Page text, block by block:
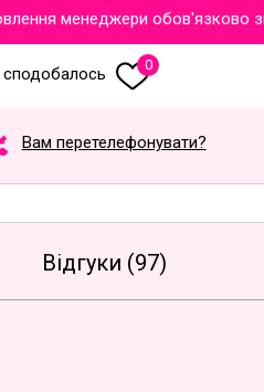
менеджери обов'язково
0
Вам перетелефонувати?
Відгуки (97)